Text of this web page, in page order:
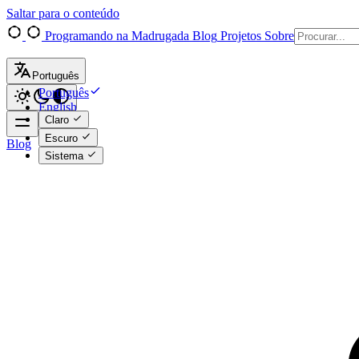
Saltar para o conteúdo
Programando na Madrugada Blog Projetos Sobre
Português
Português
English
Claro
Escuro
Sistema
Blog